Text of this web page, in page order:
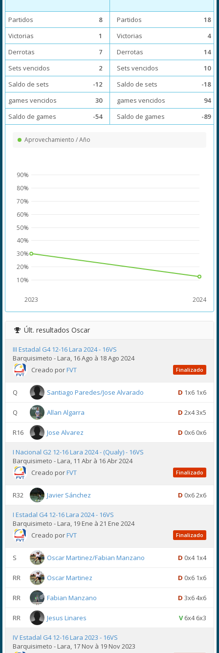
Partidos
8
Victorias
1
Derrotas
7
Sets vencidos
2
Saldo de sets
-12
games vencidos
30
Saldo de games
-54
Partidos
18
Victorias
4
Derrotas
14
Sets vencidos
10
Saldo de sets
-18
games vencidos
94
Saldo de games
-89
Aprovechamiento / Año
2023 2024
10%
20%
30%
40%
50%
60%
70%
80%
90%
Últ. resultados Oscar
III Estadal G4 12-16 Lara 2024 - 16VS
Barquisimeto - Lara, 16 Ago à 18 Ago 2024
Creado porFVT Finalizado
Q Santiago Paredes/Jose Alvarado D 1x6 1x6
Q Allan Algarra D 2x4 3x5
R16 Jose Alvarez D 0x6 0x6
I Nacional G2 12-16 Lara 2024 - (Qualy) - 16VS
Barquisimeto - Lara, 11 Abr à 16 Abr 2024
Creado porFVT Finalizado
R32 Javier Sánchez D 0x6 2x6
I Estadal G4 12-16 Lara 2024 - 16VS
Barquisimeto - Lara, 19 Ene à 21 Ene 2024
Creado porFVT Finalizado
S Oscar Martinez/Fabian Manzano D 0x4 1x4
RR Oscar Martinez D 0x6 1x6
RR Fabian Manzano D 3x6 4x6
RR Jesus Linares V6x4 6x3
IV Estadal G4 12-16 Lara 2023 - 16VS
Barquisimeto - Lara, 17 Nov à 19 Nov 2023